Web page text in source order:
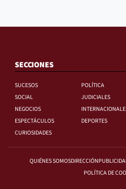
SECCIONES
SUCESOS
POLÍTICA
SOCIAL
JUDICIALES
NEGOCIOS
ESPECTÁCULOS
DEPORTES
CURIOSIDADES
QUIÉNES SOMOSDIRECCIÓN
POLÍTICA DE